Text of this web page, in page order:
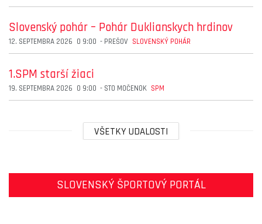
Slovenský pohár – Pohár Duklianskych hrdinov
12. SEPTEMBRA 2026 O 9:00 - PREŠOV SLOVENSKÝ POHÁR
1.SPM starší žiaci
19. SEPTEMBRA 2026 O 9:00 - STO MOČENOK SPM
VŠETKY UDALOSTI
SLOVENSKÝ ŠPORTOVÝ PORTÁL